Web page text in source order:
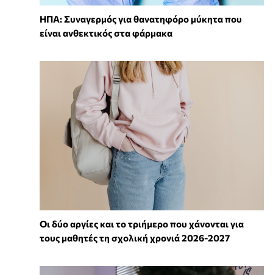
ΗΠΑ: Συναγερμός για θανατηφόρο μύκητα που
είναι ανθεκτικός στα φάρμακα
Οι δύο αργίες και το τριήμερο που χάνονται για
τους μαθητές τη σχολική χρονιά 2026-2027